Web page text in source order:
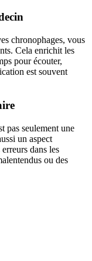
chronophages, vous
Cela enrichit les
pour écouter,
est souvent
pas seulement une
un aspect
dans les
ou des